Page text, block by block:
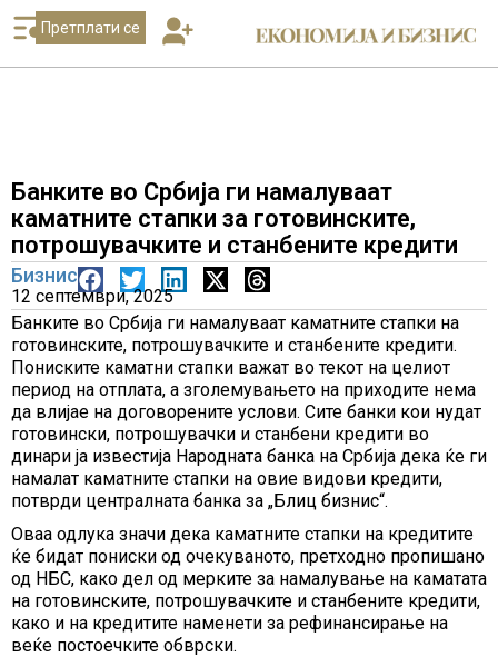
Претплати се
Банките во Србија ги намалуваат
каматните стапки за готовинските,
потрошувачките и станбените кредити
Бизнис
12 септември, 2025
Банките во Србија ги намалуваат каматните стапки на
готовинските, потрошувачките и станбените кредити.
Пониските каматни стапки важат во текот на целиот
период на отплата, а зголемувањето на приходите нема
да влијае на договорените услови. Сите банки кои нудат
готовински, потрошувачки и станбени кредити во
динари ја известија Народната банка на Србија дека ќе ги
намалат каматните стапки на овие видови кредити,
потврди централната банка за „Блиц бизнис“.
Оваа одлука значи дека каматните стапки на кредитите
ќе бидат пониски од очекуваното, претходно пропишано
од НБС, како дел од мерките за намалување на каматата
на готовинските, потрошувачките и станбените кредити,
како и на кредитите наменети за рефинансирање на
веќе постоечките обврски.